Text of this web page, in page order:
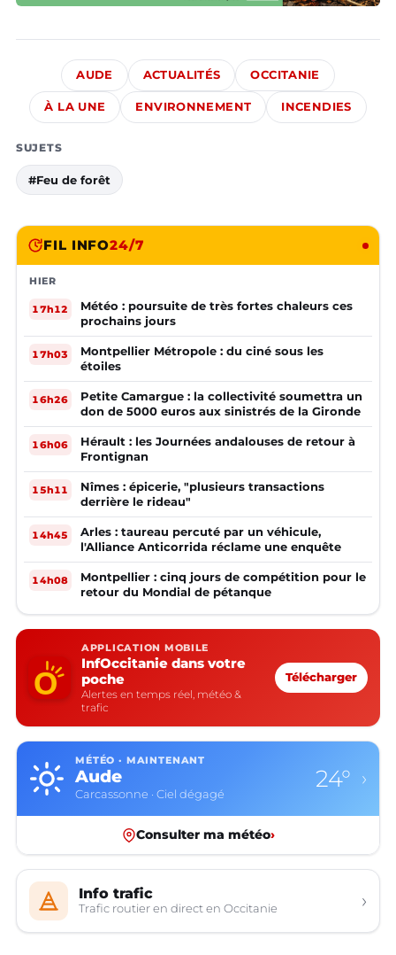
AUDE ACTUALITÉS OCCITANIE
À LA UNE ENVIRONNEMENT INCENDIES
SUJETS
#Feu de forêt
FIL INFO24/7
HIER
17h12
Météo : poursuite de très fortes chaleurs ces
prochains jours
17h03
Montpellier Métropole : du ciné sous les
étoiles
16h26
Petite Camargue : la collectivité soumettra un
don de 5000 euros aux sinistrés de la Gironde
16h06
Hérault : les Journées andalouses de retour à
Frontignan
15h11
Nîmes : épicerie, "plusieurs transactions
derrière le rideau"
14h45
Arles : taureau percuté par un véhicule,
l'Alliance Anticorrida réclame une enquête
14h08
Montpellier : cinq jours de compétition pour le
retour du Mondial de pétanque
APPLICATION MOBILE
InfOccitanie dans votre
poche
Alertes en temps réel, météo &
trafic
Télécharger
MÉTÉO · MAINTENANT
Aude
Carcassonne · Ciel dégagé
24° ›
Consulter ma météo›
Info trafic
Trafic routier en direct en Occitanie ›